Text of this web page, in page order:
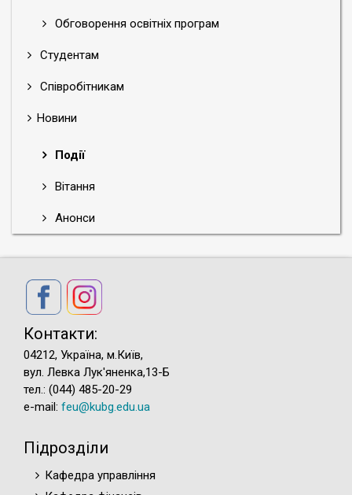
Обговорення освітніх програм
Студентам
Співробітникам
Новини
Події
Вітання
Анонси
Контакти:
04212, Україна, м.Київ,
вул. Левка Лук'яненка,13-Б
тел.: (044) 485-20-29
e-mail: feu@kubg.edu.ua
Підрозділи
Кафедра управління